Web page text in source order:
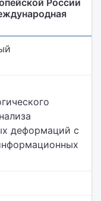
России
деформаций с